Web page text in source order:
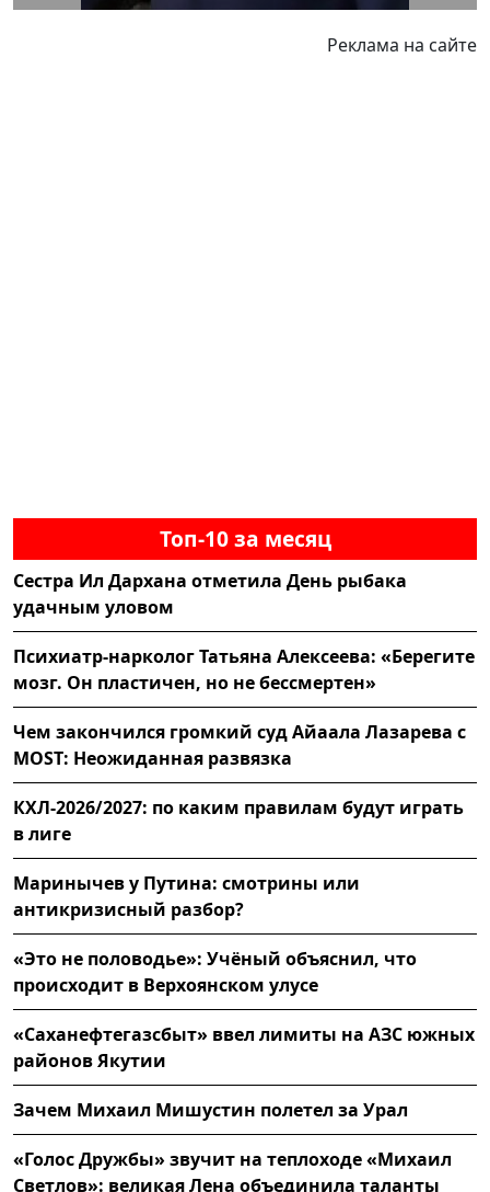
Реклама на сайте
Топ-10 за месяц
Сестра Ил Дархана отметила День рыбака
удачным уловом
Психиатр-нарколог Татьяна Алексеева: «Берегите
мозг. Он пластичен, но не бессмертен»
Чем закончился громкий суд Айаала Лазарева с
MOST: Неожиданная развязка
КХЛ-2026/2027: по каким правилам будут играть
в лиге
Маринычев у Путина: смотрины или
антикризисный разбор?
«Это не половодье»: Учёный объяснил, что
происходит в Верхоянском улусе
«Саханефтегазсбыт» ввел лимиты на АЗС южных
районов Якутии
Зачем Михаил Мишустин полетел за Урал
«Голос Дружбы» звучит на теплоходе «Михаил
Светлов»: великая Лена объединила таланты